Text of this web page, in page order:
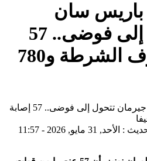
سان
جيرمان تتحول إلى فوضى.. 57
إصابة في صفوف الشرطة و780
آخر تحديث : الأحد, 31 مايو, 2026 - 11:57